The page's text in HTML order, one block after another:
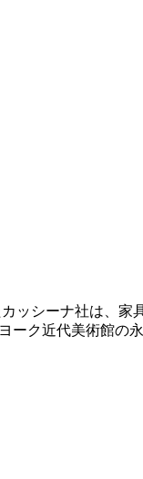
ッシーナ社は、
ーク近代美術館の